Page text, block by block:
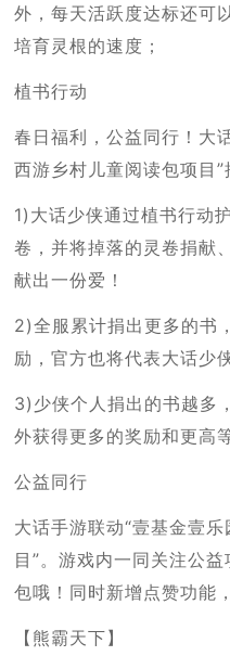
外，每天活跃度达标还可
培育灵根的速度；
植书行动
春日福利，公益同行！大
西游乡村儿童阅读包项目
1)大话少侠通过植书行动
卷，并将掉落的灵卷捐献
献出一份爱！
2)全服累计捐出更多的书
励，官方也将代表大话少
3)少侠个人捐出的书越多
外获得更多的奖励和更高
公益同行
大话手游联动“壹基金壹
目”。游戏内一同关注公
包哦！同时新增点赞功能
【熊霸天下】